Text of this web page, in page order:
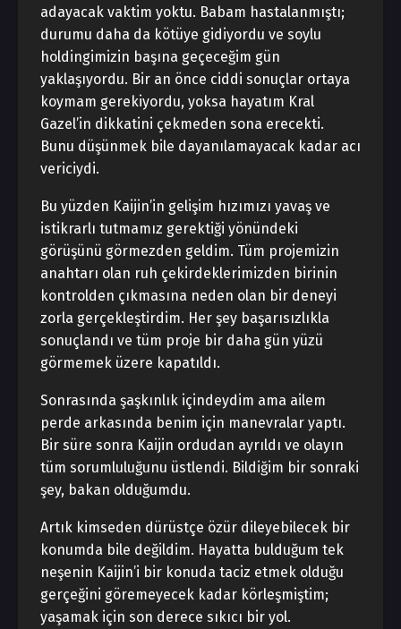
adayacak vaktim yoktu. Babam hastalanmıştı;
durumu daha da kötüye gidiyordu ve soylu
holdingimizin başına geçeceğim gün
yaklaşıyordu. Bir an önce ciddi sonuçlar ortaya
koymam gerekiyordu, yoksa hayatım Kral
Gazel’in dikkatini çekmeden sona erecekti.
Bunu düşünmek bile dayanılamayacak kadar acı
vericiydi.
Bu yüzden Kaijin’in gelişim hızımızı yavaş ve
istikrarlı tutmamız gerektiği yönündeki
görüşünü görmezden geldim. Tüm projemizin
anahtarı olan ruh çekirdeklerimizden birinin
kontrolden çıkmasına neden olan bir deneyi
zorla gerçekleştirdim. Her şey başarısızlıkla
sonuçlandı ve tüm proje bir daha gün yüzü
görmemek üzere kapatıldı.
Sonrasında şaşkınlık içindeydim ama ailem
perde arkasında benim için manevralar yaptı.
Bir süre sonra Kaijin ordudan ayrıldı ve olayın
tüm sorumluluğunu üstlendi. Bildiğim bir sonraki
şey, bakan olduğumdu.
Artık kimseden dürüstçe özür dileyebilecek bir
konumda bile değildim. Hayatta bulduğum tek
neşenin Kaijin’i bir konuda taciz etmek olduğu
gerçeğini göremeyecek kadar körleşmiştim;
yaşamak için son derece sıkıcı bir yol.